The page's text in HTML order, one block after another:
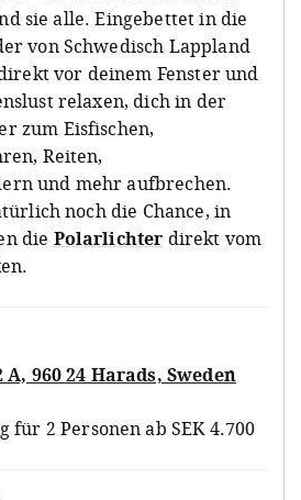
sie alle. Eingebettet in die
von Schwedisch Lappland
vor deinem Fenster und
relaxen, dich in der
zum Eisfischen,
Reiten,
und mehr aufbrechen.
noch die Chance, in
die Polarlichter direkt vom
960 24 Harads, Sweden
für 2 Personen ab SEK 4.700